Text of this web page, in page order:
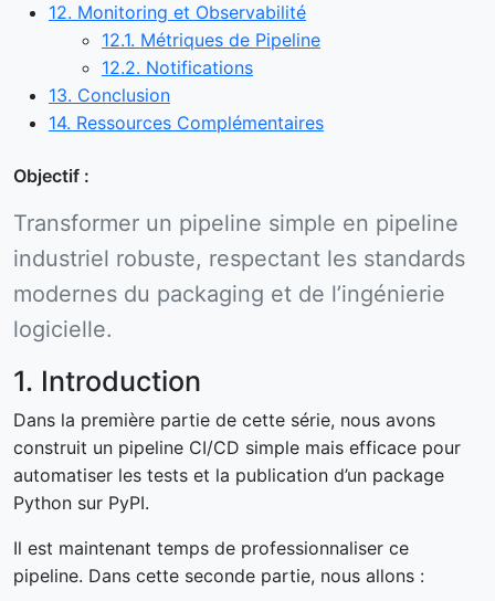
12. Monitoring et Observabilité
12.1. Métriques de Pipeline
12.2. Notifications
13. Conclusion
14. Ressources Complémentaires
Objectif :
Transformer un pipeline simple en pipeline
industriel robuste, respectant les standards
modernes du packaging et de l’ingénierie
logicielle.
1. Introduction
Dans la première partie de cette série, nous avons
construit un pipeline CI/CD simple mais efficace pour
automatiser les tests et la publication d’un package
Python sur PyPI.
Il est maintenant temps de professionnaliser ce
pipeline. Dans cette seconde partie, nous allons :